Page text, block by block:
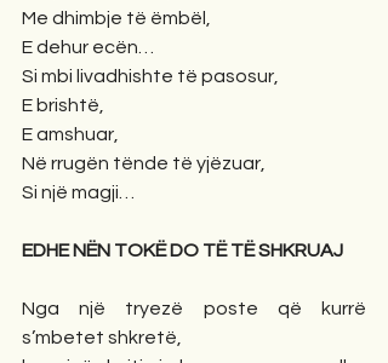
Me dhimbje të ëmbël,
E dehur ecën…
Si mbi livadhishte të pasosur,
E brishtë,
E amshuar,
Në rrugën tënde të yjëzuar,
Si një magji…
EDHE NËN TOKË DO TË TË SHKRUAJ
Nga një tryezë poste që kurrë
s’mbetet shkretë,